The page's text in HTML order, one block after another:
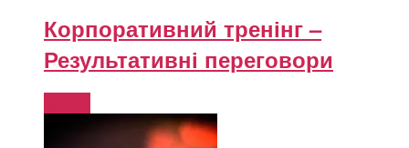
Корпоративний тренінг –
Результативні переговори